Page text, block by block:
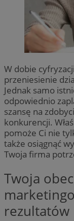
W dobie
przeniesienie
Jednak samo
odpowiednio
szansę na
konkurencji.
pomoże Ci nie
także osiągnąć
Twoja firma
Twoja
rezultatów